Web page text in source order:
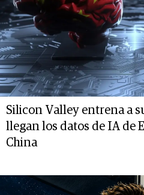
Silicon Valley entrena a
llegan los datos de IA de
China